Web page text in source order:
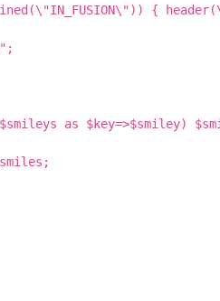
{
as $key=>$smiley)